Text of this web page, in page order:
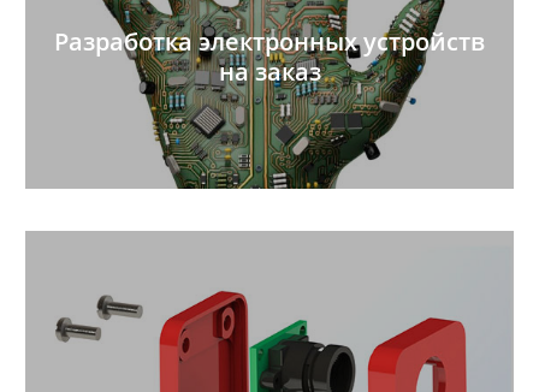
Разработка электронных устройств
на заказ